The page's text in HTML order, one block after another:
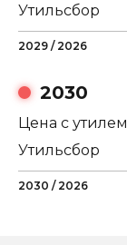
Утильсбор
2029 / 2026
2030
Цена с утилем
Утильсбор
2030 / 2026